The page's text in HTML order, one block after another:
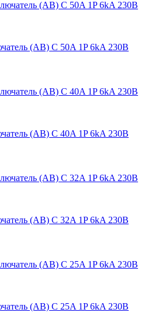
(АВ) C 50A 1P 6kA 230В
(АВ) C 40A 1P 6kA 230В
(АВ) C 32A 1P 6kA 230В
(АВ) C 25A 1P 6kA 230В